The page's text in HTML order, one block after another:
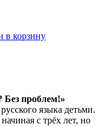
в корзину
Без проблем!»
языка детьми.
с трёх лет, но